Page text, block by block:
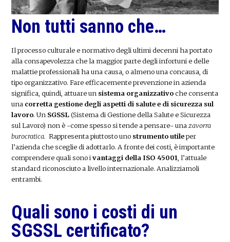
Non tutti sanno che…
Il processo culturale e normativo degli ultimi decenni ha portato
alla consapevolezza che la maggior parte degli infortuni e delle
malattie professionali ha una causa, o almeno una concausa, di
tipo organizzativo. Fare efficacemente prevenzione in azienda
significa, quindi, attuare un sistema organizzativoche consenta
una corretta gestione degli aspetti di salute e di sicurezza sul
lavoro. Un SGSSL(Sistema di Gestione della Salute e Sicurezza
sul Lavoro) non è -come spesso si tende a pensare- una zavorra
burocratica. Rappresenta piuttosto uno strumento utileper
l’azienda che sceglie di adottarlo. A fronte dei costi, è importante
comprendere quali sono ivantaggi della ISO 45001 , l’attuale
standard riconosciuto a livello internazionale. Analizziamoli
entrambi.
Quali sono i costi di un
SGSSL certificato?